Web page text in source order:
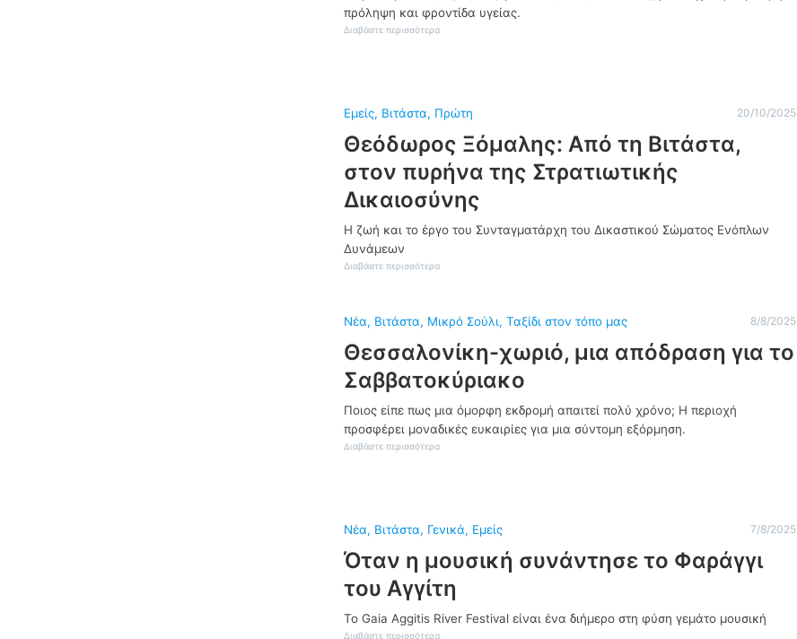
πρόληψη και φροντίδα υγείας.
Διαβάστε περισσότερα:
ρ
λ
π
ι
ς
σ
ι
σ
ε
Δ
ς
Κ
η
ί
δ
Εμείς, Βιτάστα, Πρώτη 20/10/2025
Θεόδωρος Ξόμαλης: Από τη Βιτάστα,
στον πυρήνα της Στρατιωτικής
Δικαιοσύνης
Η ζωή και το έργο του Συνταγματάρχη του Δικαστικού Σώματος Ενόπλων
Δυνάμεων
Διαβάστε περισσότερα:
δ
ρ
ς
ό
μ
α
λ
ό
η
ι
ά
Νέα, Βιτάστα, Μικρό Σούλι, Ταξίδι στον τόπο μας 8/8/2025
Θεσσαλονίκη-χωριό, μια απόδραση για το
Σαββατοκύριακο
Ποιος είπε πως μια όμορφη εκδρομή απαιτεί πολύ χρόνο; Η περιοχή
προσφέρει μοναδικές ευκαιρίες για μια σύντομη εξόρμηση.
Διαβάστε περισσότερα:
λ
ν
κ
-
χ
Νέα, Βιτάστα, Γενικά, Εμείς 7/8/2025
Όταν η μουσική συνάντησε το Φαράγγι
του Αγγίτη
Το Gaia Aggitis River Festival είναι ένα διήμερο στη φύση γεμάτο μουσική
Διαβάστε περισσότερα: